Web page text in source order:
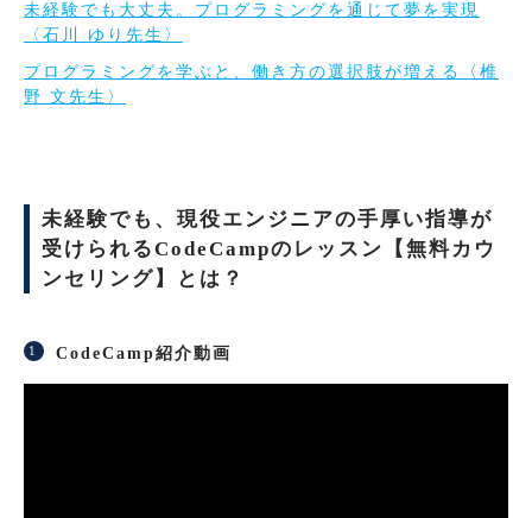
未経験でも大丈夫。プログラミングを通じて夢を実現
〈石川 ゆり先生〉
プログラミングを学ぶと、働き方の選択肢が増える〈椎
野 文先生〉
未経験でも、現役エンジニアの手厚い指導が
受けられるCodeCampのレッスン【無料カウ
ンセリング】とは？
CodeCamp紹介動画